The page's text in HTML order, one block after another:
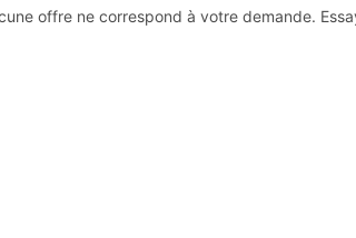
offre ne correspond à votre demande.